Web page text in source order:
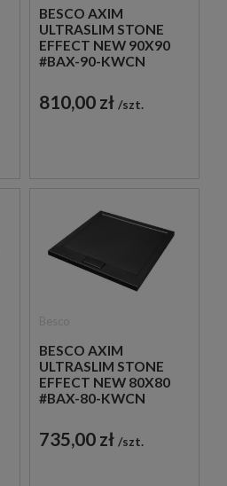
BESCO AXIM
ULTRASLIM STONE
EFFECT NEW 90X90
#BAX-90-KWCN
KOMPOZYTOWY
KWADRATOWY
810,00 zł szt.
BESCO AXIM
ULTRASLIM STONE
EFFECT NEW 80X80
#BAX-80-KWCN
KOMPOZYTOWY
KWADRATOWY
735,00 zł szt.